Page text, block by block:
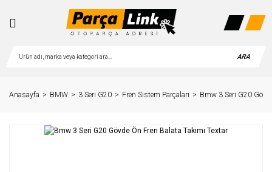
ARA
Anasayfa BMW 3 Seri G20 Fren Sistem Parçaları Bmw 3 Seri G20